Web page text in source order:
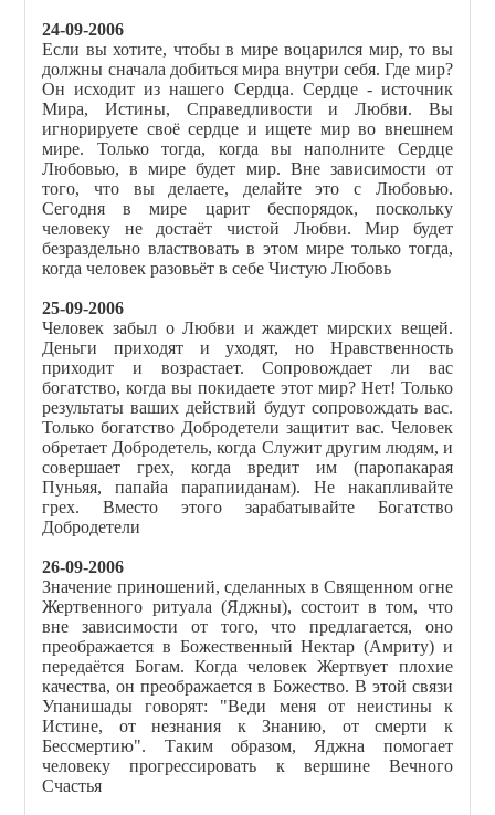
24-09-2006
Если вы хотите, чтобы в мире воцарился мир, то вы
должны сначала добиться мира внутри себя. Где мир?
Он исходит из нашего Сердца. Сердце - источник
Мира, Истины, Справедливости и Любви. Вы
игнорируете своё сердце и ищете мир во внешнем
мире. Только тогда, когда вы наполните Сердце
Любовью, в мире будет мир. Вне зависимости от
того, что вы делаете, делайте это с Любовью.
Сегодня в мире царит беспорядок, поскольку
человеку не достаёт чистой Любви. Мир будет
безраздельно властвовать в этом мире только тогда,
когда человек разовьёт в себе Чистую Любовь
25-09-2006
Человек забыл о Любви и жаждет мирских вещей.
Деньги приходят и уходят, но Нравственность
приходит и возрастает. Сопровождает ли вас
богатство, когда вы покидаете этот мир? Нет! Только
результаты ваших действий будут сопровождать вас.
Только богатство Добродетели защитит вас. Человек
обретает Добродетель, когда Служит другим людям, и
совершает грех, когда вредит им (паропакарая
Пуньяя, папайа парапииданам). Не накапливайте
грех. Вместо этого зарабатывайте Богатство
Добродетели
26-09-2006
Значение приношений, сделанных в Священном огне
Жертвенного ритуала (Яджны), состоит в том, что
вне зависимости от того, что предлагается, оно
преображается в Божественный Нектар (Амриту) и
передаётся Богам. Когда человек Жертвует плохие
качества, он преображается в Божество. В этой связи
Упанишады говорят: "Веди меня от неистины к
Истине, от незнания к Знанию, от смерти к
Бессмертию". Таким образом, Яджна помогает
человеку прогрессировать к вершине Вечного
Счастья